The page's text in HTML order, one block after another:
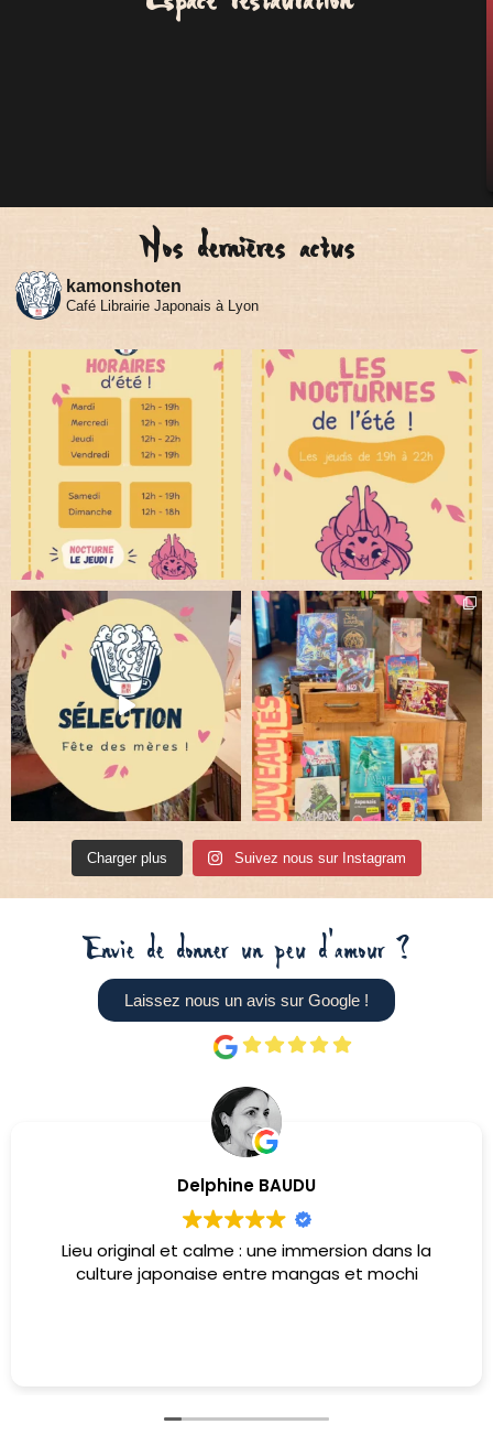
Nos dernières actus
kamonshoten
Café Librairie Japonais à Lyon
Charger plus Suivez nous sur Instagram
Envie de donner un peu d'amour ?
Laissez nous un avis sur Google !
Delphine BAUDU
Lieu original et calme : une immersion dans la
culture japonaise entre mangas et mochi